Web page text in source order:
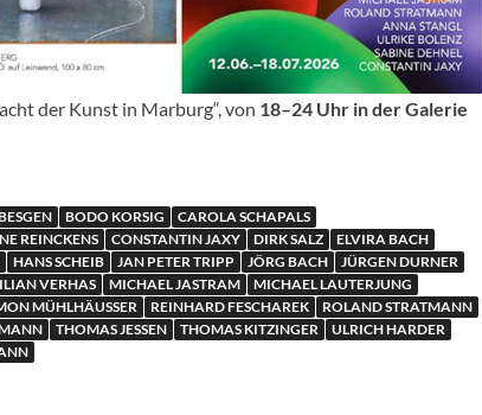
der Kunst in Marburg“, von 18–24 Uhr in der Galerie
BODO KORSIG
CAROLA SCHAPALS
REINCKENS CONSTANTIN JAXY DIRK SALZ
ELVIRA BACH
HANS SCHEIB JAN PETER TRIPP JÖRG BACH
JÜRGEN DURNER
VERHAS MICHAEL JASTRAM
MICHAEL LAUTERJUNG
MÜHLHÄUSSER REINHARD FESCHAREK
ROLAND STRATMANN
THOMAS JESSEN THOMAS KITZINGER
ULRICH HARDER